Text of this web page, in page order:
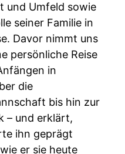
und Umfeld sowie
seiner Familie in
Davor nimmt uns
persönliche Reise
in
die
bis hin zur
– und erklärt,
ihn geprägt
er sie heute